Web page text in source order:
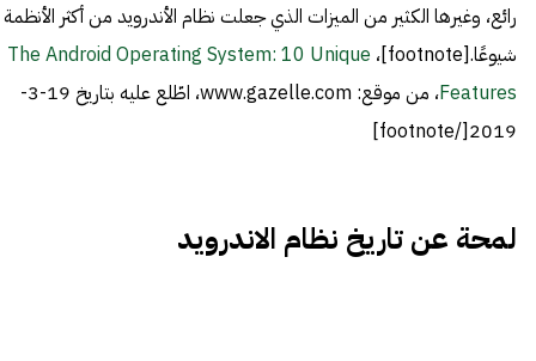
رائع، وغيرها الكثير من الميزات الذي جعلت نظام الأندرويد من أكثر الأنظمة
شيوعًا.[footnote]،
The Android Operating System: 10 Unique
Features
، من موقع: www.gazelle.com، اطّلع عليه بتاريخ 19-3-
2019[/footnote]
لمحة عن تاريخ نظام الاندرويد